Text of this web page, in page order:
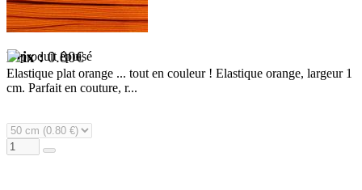
Prix :0.80€
Elastique plat orange ... tout en couleur ! Elastique orange, largeur 1
cm. Parfait en couture, r...